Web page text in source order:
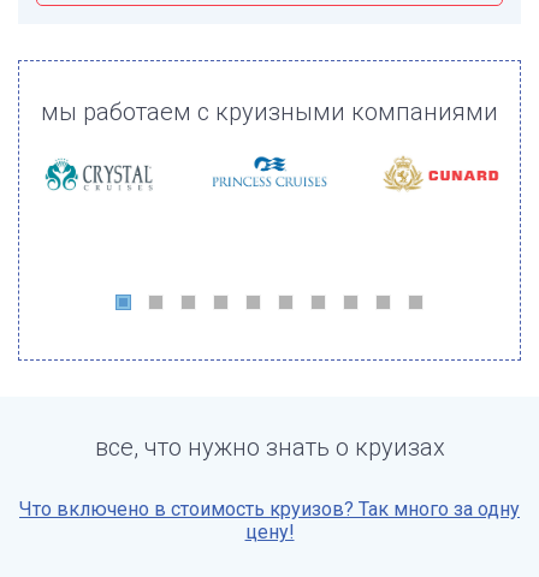
мы работаем с круизными компаниями
все, что нужно знать о круизах
Что включено в стоимость круизов? Так много за одну
цену!